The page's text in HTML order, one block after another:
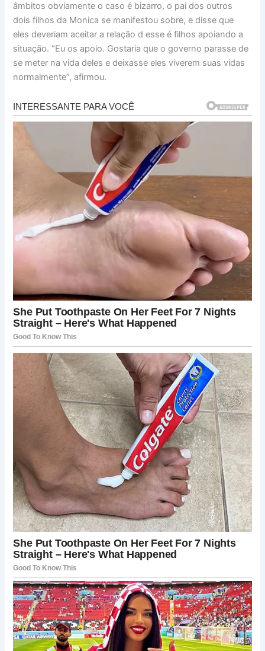
âmbitos obviamente o caso é bizarro, o pai dos outros
dois filhos da Monica se manifestou sobre, e disse que
eles deveriam aceitar a relação d esse é filhos apoiando a
situação. “Eu os apoio. Gostaria que o governo parasse de
se meter na vida deles e deixasse eles viverem suas vidas
normalmente”, afirmou.